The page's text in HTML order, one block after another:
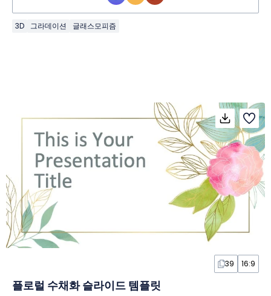
3D 그라데이션 글래스모피즘
39 16:9
플로럴 수채화 슬라이드 템플릿